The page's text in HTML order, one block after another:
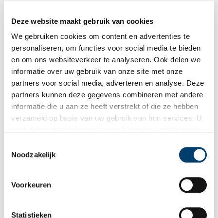
Deze website maakt gebruik van cookies
We gebruiken cookies om content en advertenties te
personaliseren, om functies voor social media te bieden
en om ons websiteverkeer te analyseren. Ook delen we
informatie over uw gebruik van onze site met onze
partners voor social media, adverteren en analyse. Deze
partners kunnen deze gegevens combineren met andere
informatie die u aan ze heeft verstrekt of die ze hebben
verzameld op basis van uw gebruik van hun services. U
Noodzakelijk
Voorkeuren
Statistieken
Foto: Anna Groentjes, 2025.